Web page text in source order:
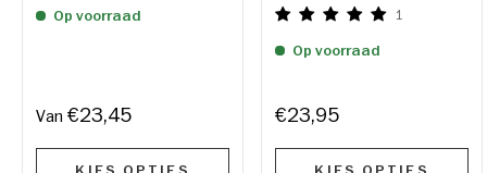
Op voorraad
Van €23,45
1
Op voorraad
€23,95